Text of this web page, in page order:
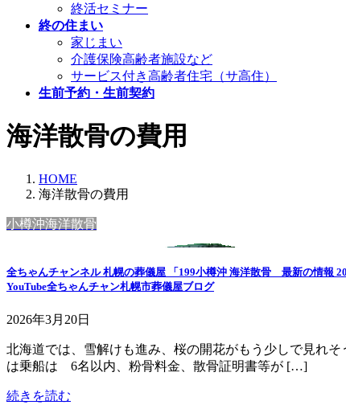
終活セミナー
終の住まい
家じまい
介護保険高齢者施設など
サービス付き高齢者住宅（サ高住）
生前予約・生前契約
海洋散骨の費用
HOME
海洋散骨の費用
小樽沖海洋散骨
全ちゃんチャンネル 札幌の葬儀屋 「199小樽沖 海洋散骨 最新の情報
YouTube全ちゃんチャン札幌市葬儀屋ブログ
2026年3月20日
北海道では、雪解けも進み、桜の開花がもう少しで見れ
は乗船は 6名以内、粉骨料金、散骨証明書等が […]
続きを読む